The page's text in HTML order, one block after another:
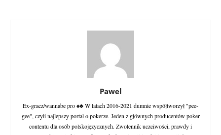
Pawel
Ex-gracz/wannabe pro ♠♣ W latach 2016-2021 dumnie współtworzył "pee-
gee", czyli najlepszy portal o pokerze. Jeden z głównych producentów poker
contentu dla osób polskojęzycznych. Zwolennik uczciwości, prawdy i